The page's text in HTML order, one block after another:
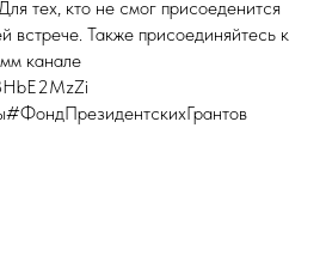
тех, кто не смог присоеденится
Также присоединяйтесь к
канале